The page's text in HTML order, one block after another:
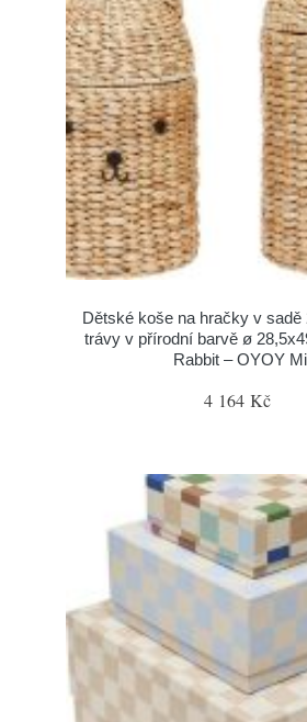
Dětské koše na hračky v
trávy v přírodní barvě ø
Rabbit – OYOY
4 164 Kč